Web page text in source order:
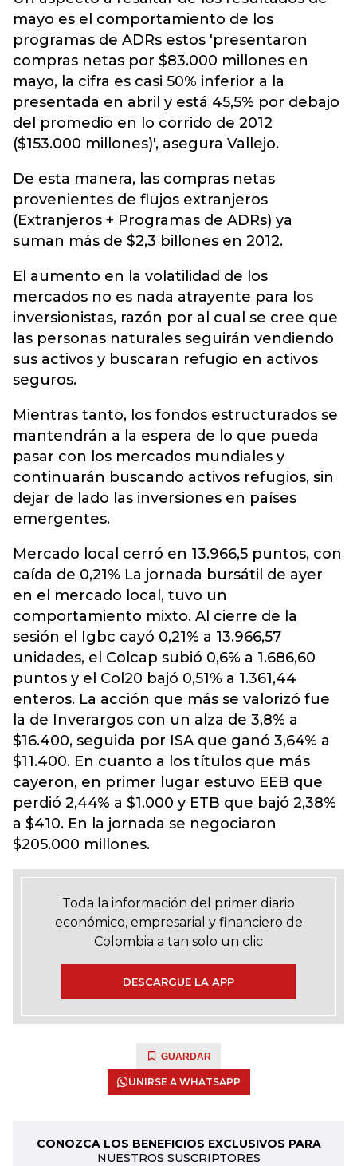
mayo es el comportamiento de los
programas de ADRs estos 'presentaron
compras netas por $83.000 millones en
mayo, la cifra es casi 50% inferior a la
presentada en abril y está 45,5% por debajo
del promedio en lo corrido de 2012
($153.000 millones)', asegura Vallejo.
De esta manera, las compras netas
provenientes de flujos extranjeros
(Extranjeros + Programas de ADRs) ya
suman más de $2,3 billones en 2012.
El aumento en la volatilidad de los
mercados no es nada atrayente para los
inversionistas, razón por al cual se cree que
las personas naturales seguirán vendiendo
sus activos y buscaran refugio en activos
seguros.
Mientras tanto, los fondos estructurados se
mantendrán a la espera de lo que pueda
pasar con los mercados mundiales y
continuarán buscando activos refugios, sin
dejar de lado las inversiones en países
emergentes.
Mercado local cerró en 13.966,5 puntos, con
caída de 0,21% La jornada bursátil de ayer
en el mercado local, tuvo un
comportamiento mixto. Al cierre de la
sesión el Igbc cayó 0,21% a 13.966,57
unidades, el Colcap subió 0,6% a 1.686,60
puntos y el Col20 bajó 0,51% a 1.361,44
enteros. La acción que más se valorizó fue
la de Inverargos con un alza de 3,8% a
$16.400, seguida por ISA que ganó 3,64% a
$11.400. En cuanto a los títulos que más
cayeron, en primer lugar estuvo EEB que
perdió 2,44% a $1.000 y ETB que bajó 2,38%
a $410. En la jornada se negociaron
$205.000 millones.
Toda la información del primer diario
económico, empresarial y financiero de
Colombia a tan solo un clic
DESCARGUE LA APP
GUARDAR
UNIRSE A WHATSAPP
CONOZCA LOS BENEFICIOS EXCLUSIVOS PARA
NUESTROS SUSCRIPTORES